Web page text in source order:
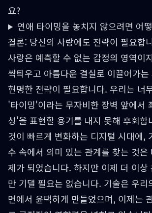
요?
연애 타이밍을 놓치지 않으려면 어
결론: 당신의 사랑에도 전략이 필요합
사랑은 예측할 수 없는 감정의 영역이
싹틔우고 아름다운 결실로 이끌어가는
현명한 전략이 필요합니다. 우리는 너
'타이밍'이라는 무자비한 장벽 앞에서
성'을 표현할 용기를 내지 못해 후회합
것이 빠르게 변화하는 디지털 시대에,
수 속에서 의미 있는 관계를 찾는 것은
제가 되었습니다. 하지만 이제 더 이상
만 기댈 필요는 없습니다. 기술은 우리
면에서 윤택하게 만들었으며, 이제는